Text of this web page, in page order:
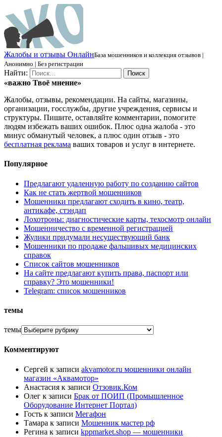
Жалобы и отзывы ОнлайнБаза мошенников и коллекция отзывов |
Анонимно | Без регистрации
Найти:
«важно Твоё мнение»
Жалобы, отзывы, рекомендации. На сайты, магазины,
организации, госслужбы, другие учреждения, сервисы и
структуры. Пишите, оставляйте комментарии, помогите
людям избежать ваших ошибок. Плюс одна жалоба - это
минус обманутый человек, а плюс один отзыв - это
бесплатная реклама ваших товаров и услуг в интернете.
Популярное
Предлагают удаленную работу по созданию сайтов
Как не стать жертвой мошенников
Мошенники предлагают сходить в кино, театр,
антикафе, стэндап
Лохотроны: диагностические карты, техосмотр онлайн
Мошенничество с временной регистрацией
Жулики придумали несуществующий банк
Мошенники по продаже фальшивых медицинских
справок
Список сайтов мошенников
На сайте предлагают купить права, паспорт или
справку? Это мошенники!
Telegram: список мошенников
темы
темы
Комментируют
Сергей к записи akvamotor.ru мошенники онлайн
магазин «Аквамотор»
Анастасия к записи Отзовик.Ком
Олег к записи Брак от ПОИП (Промышленное
Оборудование Интернет Портал)
Гость к записи Мегафон
Тамара к записи Мошенник мастер рф
Регина к записи kppmarket.shop — мошенники